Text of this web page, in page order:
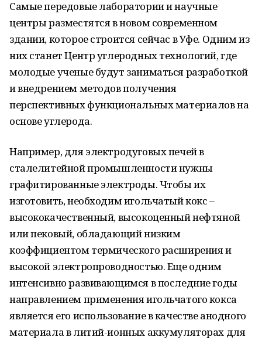
Самые передовые лаборатории и научные
центры разместятся в новом современном
здании, которое строится сейчас в Уфе. Одним из
них станет Центр углеродных технологий, где
молодые ученые будут заниматься разработкой
и внедрением методов получения
перспективных функциональных материалов на
основе углерода.
Например, для электродуговых печей в
сталелитейной промышленности нужны
графитированные электроды. Чтобы их
изготовить, необходим игольчатый кокс –
высококачественный, высокоценный нефтяной
или пековый, обладающий низким
коэффициентом термического расширения и
высокой электропроводностью. Еще одним
интенсивно развивающимся в последние годы
направлением применения игольчатого кокса
является его использование в качестве анодного
материала в литий-ионных аккумуляторах для